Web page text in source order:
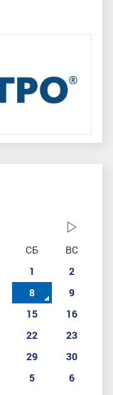
СБ
ВС
1
2
8
9
15
16
22
23
29
30
5 6